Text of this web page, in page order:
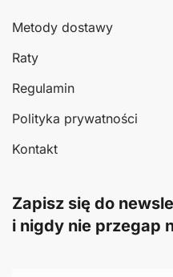
Metody dostawy
Raty
Regulamin
Polityka prywatności
Kontakt
Zapisz się do
i nigdy nie przegap